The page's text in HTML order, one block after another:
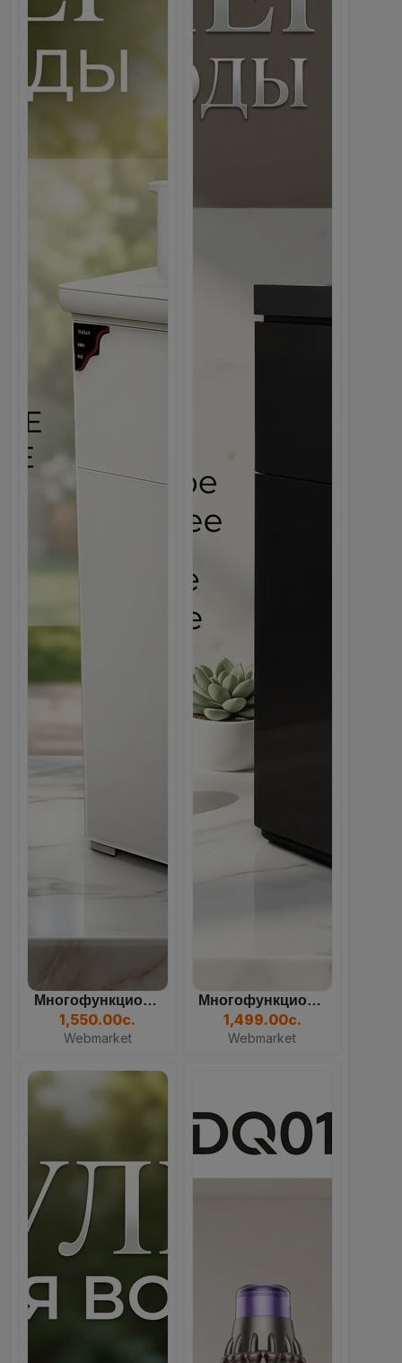
Days
21
HoursMins Sec
Многофункциональный Кулер...
1,550.00с.
Webmarket
Многофункциональный Кулер...
1,499.00с.
Webmarket